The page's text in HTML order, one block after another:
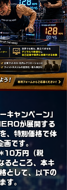
キャンペーン」
が展開する
、特別価格で体
画です。
万円（税
ところ、本キ
として、以下の
す。